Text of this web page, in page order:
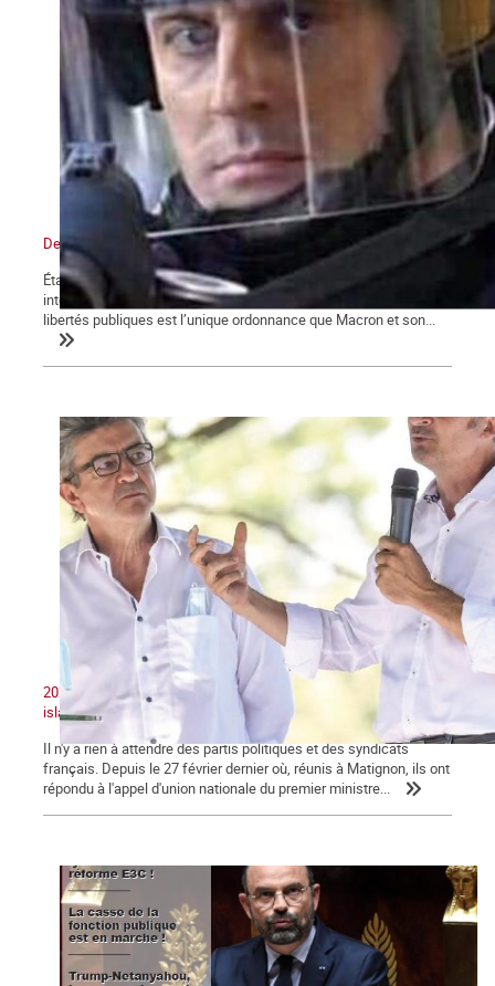
De l’état d’urgence sanitaire à l’État policier
État d’urgence, confinements, couvre-feu, attestations de sorties,
interdictions de rassemblements, la restriction des droits et
libertés publiques est l’unique ordonnance que Macron et son...
2020 : Unité nationale, patriotisme et lutte contre le séparatisme
islamiste
Il n'y a rien à attendre des partis politiques et des syndicats
français. Depuis le 27 février dernier où, réunis à Matignon, ils ont
répondu à l'appel d'union nationale du premier ministre...